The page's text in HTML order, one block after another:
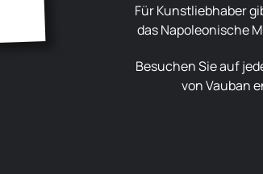
Für Kunstliebhaber gibt es in Antibes das Picasso-Museum,
das Napoleonische
Besuchen Sie auf jeden Fall das Fort Carré, das durch seine
von Vauban